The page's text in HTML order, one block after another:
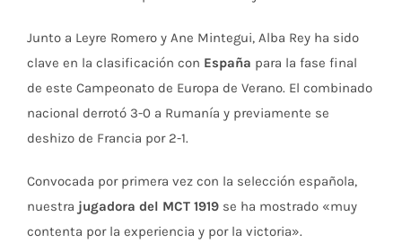
Junto a Leyre Romero y Ane Mintegui, Alba Rey ha sido
clave en la clasificación con España para la fase final
de este Campeonato de Europa de Verano. El combinado
nacional derrotó 3-0 a Rumanía y previamente se
deshizo de Francia por 2-1.
Convocada por primera vez con la selección española,
nuestra jugadora del MCT 1919 se ha mostrado «muy
contenta por la experiencia y por la victoria».